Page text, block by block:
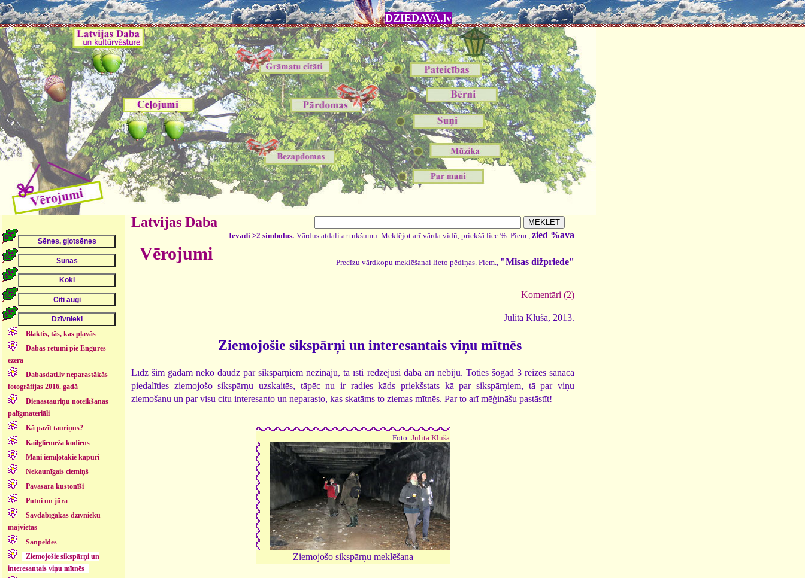
DZIEDAVA.lv
Blaktis, tās, kas pļavās
Dabas retumi pie Engures
ezera
Dabasdati.lv neparastākās
fotogrāfijas 2016. gadā
Dienastauriņu noteikšanas
palīgmateriāli
Kā pazīt tauriņus?
Kailgliemeža kodiens
Mani iemīļotākie kāpuri
Nekaunīgais ciemiņš
Pavasara kustonīši
Putni un jūra
Savdabīgākās dzīvnieku
mājvietas
Sānpeldes
Ziemojošie sikspārņi un
interesantais viņu mītnēs
Latvijas Daba
Vērojumi
Ievadi >2 simbolus. Vārdus atdali ar tukšumu. Meklējot arī vārda vidū, priekšā liec %. Piem., zied %ava
.
Precīzu vārdkopu meklēšanai lieto pēdiņas. Piem., "Misas dižpriede"
Komentāri (2)
Julita Kluša, 2013.
Ziemojošie sikspārņi un interesantais viņu mītnēs
Līdz šim gadam neko daudz par sikspārņiem nezināju, tā īsti redzējusi dabā arī nebiju. Toties šogad 3 reizes sanāca
piedalīties ziemojošo sikspārņu uzskaitēs, tāpēc nu ir radies kāds priekšstats kā par sikspārņiem, tā par viņu
ziemošanu un par visu citu interesanto un neparasto, kas skatāms to ziemas mītnēs. Par to arī mēģināšu pastāstīt!
Foto: Julita Kluša
Ziemojošo sikspārņu meklēšana